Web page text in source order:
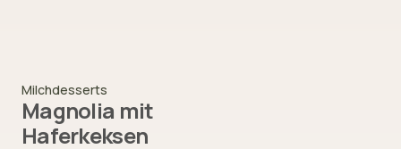
Milchdesserts
Magnolia mit
Haferkeksen